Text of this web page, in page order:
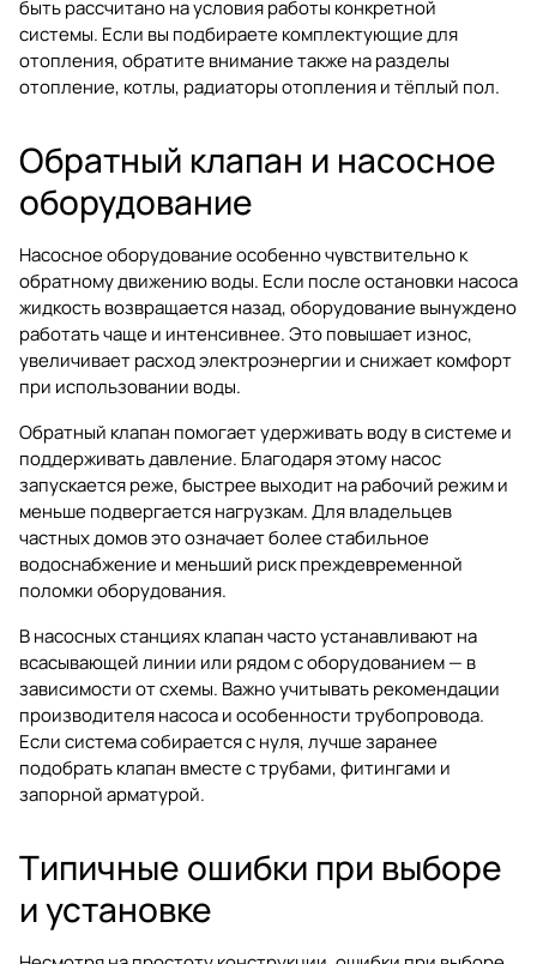
быть рассчитано на условия работы конкретной
системы. Если вы подбираете комплектующие для
отопления, обратите внимание также на разделы
отопление, котлы, радиаторы отопленияитёплый пол.
Обратный клапан и насосное
оборудование
Насосное оборудование особенно чувствительно к
обратному движению воды. Если после остановки насоса
жидкость возвращается назад, оборудование вынуждено
работать чаще и интенсивнее. Это повышает износ,
увеличивает расход электроэнергии и снижает комфорт
при использовании воды.
Обратный клапан помогает удерживать воду в системе и
поддерживать давление. Благодаря этому насос
запускается реже, быстрее выходит на рабочий режим и
меньше подвергается нагрузкам. Для владельцев
частных домов это означает более стабильное
водоснабжение и меньший риск преждевременной
поломки оборудования.
В насосных станциях клапан часто устанавливают на
всасывающей линии или рядом с оборудованием — в
зависимости от схемы. Важно учитывать рекомендации
производителя насоса и особенности трубопровода.
Если система собирается с нуля, лучше заранее
подобрать клапан вместе с трубами, фитингами и
запорной арматурой.
Типичные ошибки при выборе
и установке